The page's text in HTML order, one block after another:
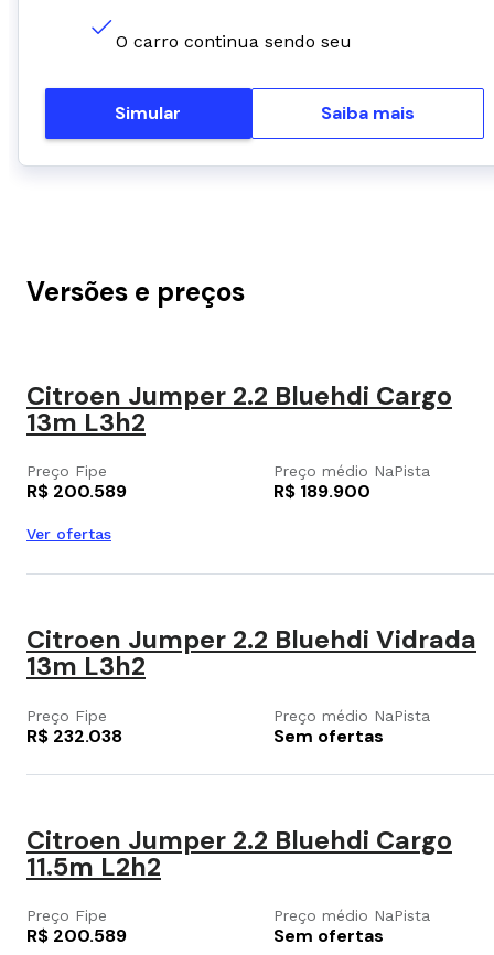
O carro continua sendo seu
Simular Saiba mais
Versões e preços
Citroen Jumper 2.2 Bluehdi Cargo
13m L3h2
Preço Fipe
R$ 200.589
Preço médio NaPista
R$ 189.900
Ver ofertas
Citroen Jumper 2.2 Bluehdi Vidrada
13m L3h2
Preço Fipe
R$ 232.038
Preço médio NaPista
Sem ofertas
Citroen Jumper 2.2 Bluehdi Cargo
11.5m L2h2
Preço Fipe
R$ 200.589
Preço médio NaPista
Sem ofertas